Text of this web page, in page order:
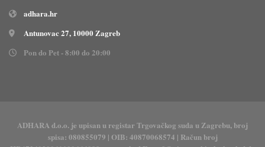
adhara.hr
Antunovac 27, 10000 Zagreb
Pon do Pet - 8:00 do 20:00
ADHARA d.o.o. je upisan u registar Trgovačkog suda u Zagrebu, broj
spisa: 080855079 | OIB: 40870068574 | Račun broj